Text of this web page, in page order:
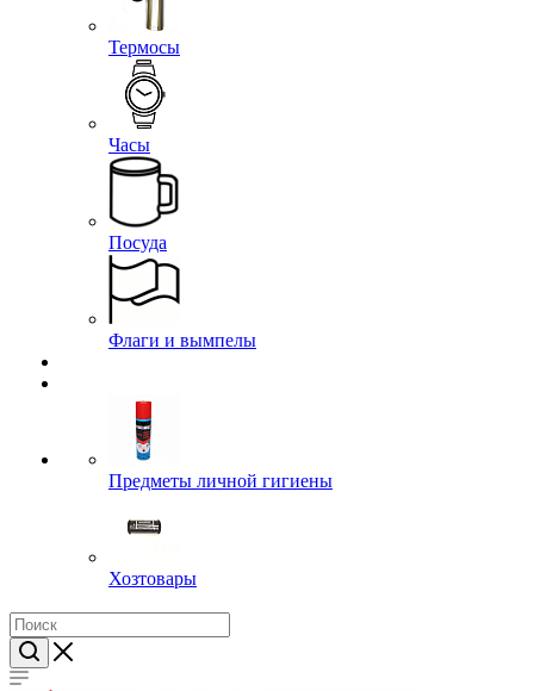
Термосы
Часы
Посуда
Флаги и вымпелы
Предметы личной гигиены
Хозтовары